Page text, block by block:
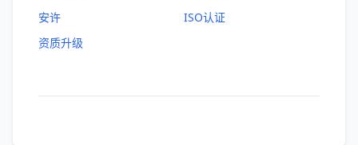
安许
ISO认证
资质升级